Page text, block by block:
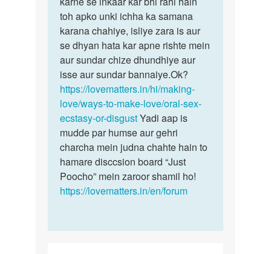
ragi
wo
by
Ajay
toh apko unki ichha ka samana
karana chahiye, isliye zara is aur
se dhyan hata kar apne rishte mein
aur sundar chize dhundhiye aur
isse aur sundar bannaiye.Ok?
https://lovematters.in/hi/making-
love/ways-to-make-love/oral-sex-
ecstasy-or-disgustYadi aap is
mudde par humse aur gehri
charcha mein judna chahte hain to
hamare disccsion board “Just
Poocho” mein zaroor shamil ho!
https://lovematters.in/en/forum